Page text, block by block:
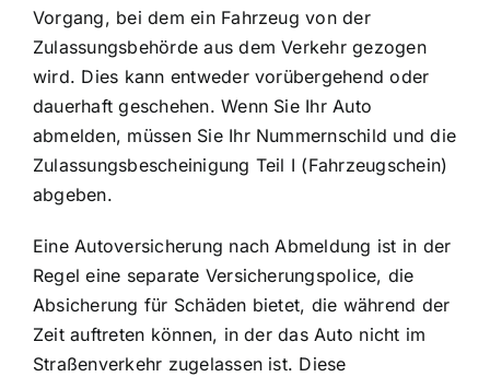
Vorgang, bei dem ein Fahrzeug von der
Zulassungsbehörde aus dem Verkehr gezogen
wird. Dies kann entweder vorübergehend oder
dauerhaft geschehen. Wenn Sie Ihr Auto
abmelden, müssen Sie Ihr Nummernschild und die
Zulassungsbescheinigung Teil I (Fahrzeugschein)
abgeben.
Eine Autoversicherung nach Abmeldung ist in der
Regel eine separate Versicherungspolice, die
Absicherung für Schäden bietet, die während der
Zeit auftreten können, in der das Auto nicht im
Straßenverkehr zugelassen ist. Diese